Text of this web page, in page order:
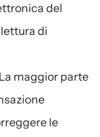
del
di
maggior parte
le